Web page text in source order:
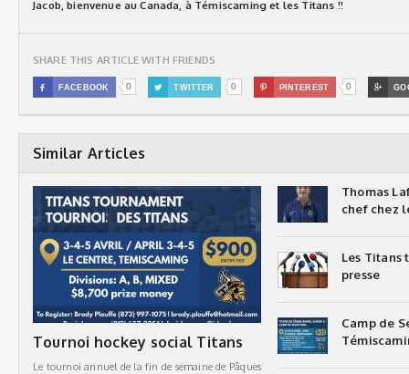
Jacob, bienvenue au Canada, à Témiscaming et les Titans !!
SHARE THIS ARTICLE WITH FRIENDS
 FACEBOOK 0  TWITTER 0  PINTEREST 0 
Similar Articles
Tournoi hockey social Titans
Le tournoi annuel de la fin de semaine de Pâques
Thomas
chef chez
Les Titans
presse
Camp de